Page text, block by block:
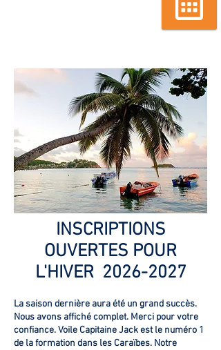
Réserver
2026-
INSCRIPTIONS
OUVERTES POUR
L'HIVER 2026-2027
La saison dernière aura été un grand succès.
Nous avons affiché complet. Merci pour votre
confiance. Voile Capitaine Jack est le numéro 1
de la formation dans les Caraïbes. Notre